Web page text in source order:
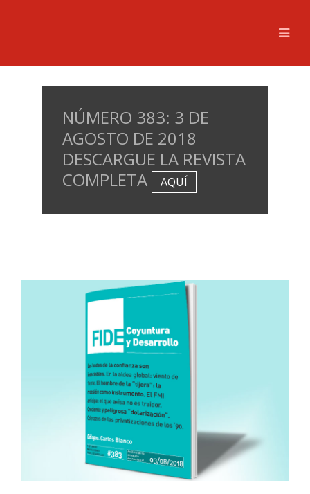
NÚMERO 383: 3 DE
AGOSTO DE 2018
DESCARGUE LA REVISTA
COMPLETA
AQUÍ